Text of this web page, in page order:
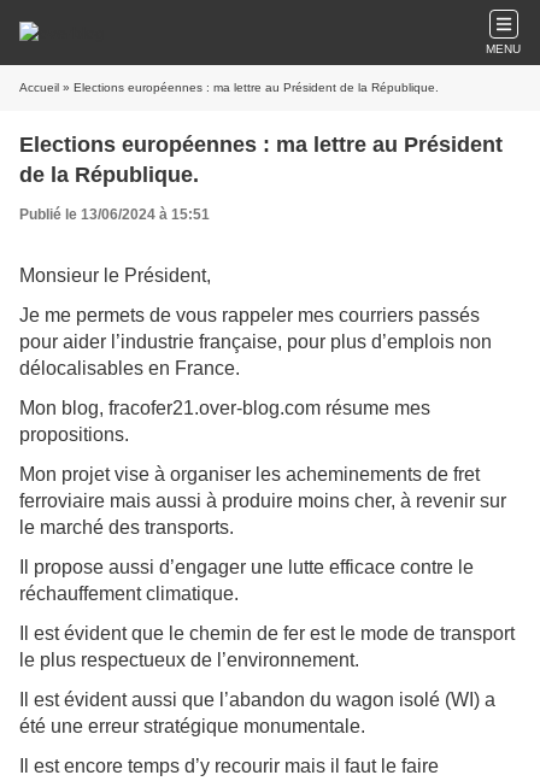
MENU
Accueil » Elections européennes : ma lettre au Président de la République.
Elections européennes : ma lettre au Président
de la République.
Publié le 13/06/2024 à 15:51
Monsieur le Président,
Je me permets de vous rappeler mes courriers passés
pour aider l’industrie française, pour plus d’emplois non
délocalisables en France.
Mon blog, fracofer21.over-blog.com résume mes
propositions.
Mon projet vise à organiser les acheminements de fret
ferroviaire mais aussi à produire moins cher, à revenir sur
le marché des transports.
Il propose aussi d’engager une lutte efficace contre le
réchauffement climatique.
Il est évident que le chemin de fer est le mode de transport
le plus respectueux de l’environnement.
Il est évident aussi que l’abandon du wagon isolé (WI) a
été une erreur stratégique monumentale.
Il est encore temps d’y recourir mais il faut le faire